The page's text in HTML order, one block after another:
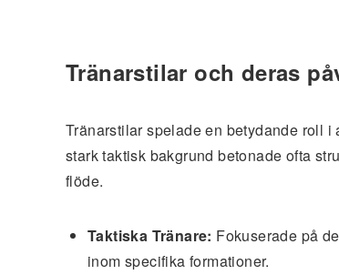
Tränarstilar och deras
Tränarstilar spelade en betydande roll
stark taktisk bakgrund betonade ofta
flöde.
Taktiska Tränare: Fokuserade på
inom specifika formationer.